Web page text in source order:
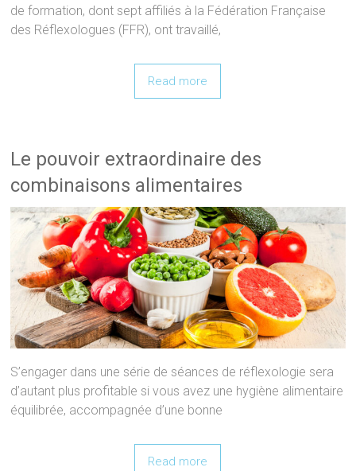
de formation, dont sept affiliés à la Fédération Française
des Réflexologues (FFR), ont travaillé,
Read more
Le pouvoir extraordinaire des
combinaisons alimentaires
S’engager dans une série de séances de réflexologie sera
d’autant plus profitable si vous avez une hygiène alimentaire
équilibrée, accompagnée d’une bonne
Read more